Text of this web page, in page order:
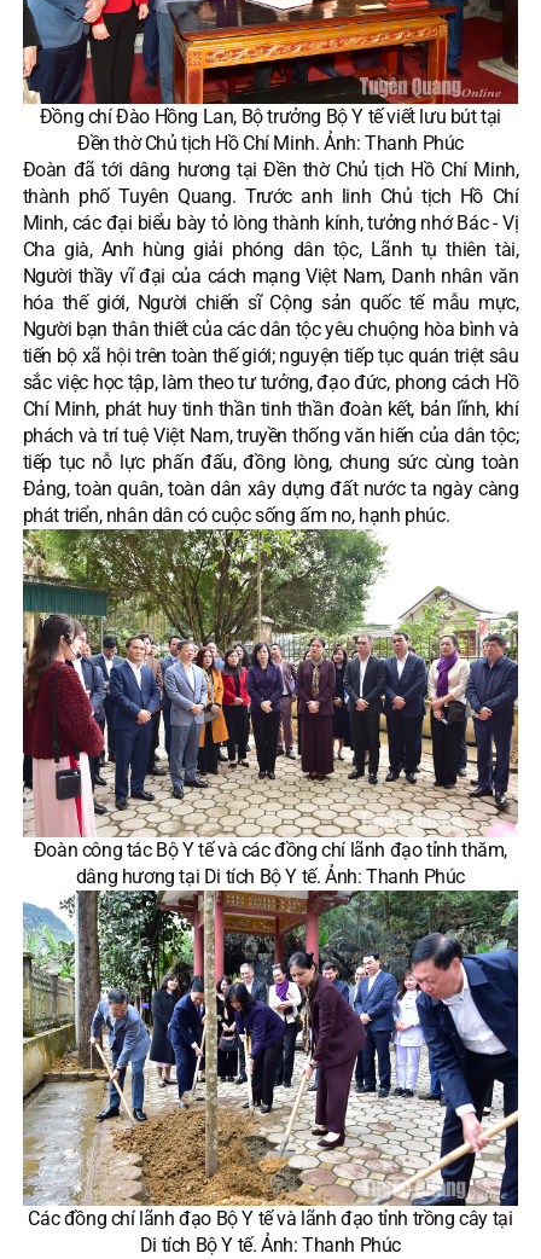
Đồng chí Đào Hồng Lan, Bộ trưởng Bộ Y tế viết lưu bút tại
Đền thờ Chủ tịch Hồ Chí Minh. Ảnh: Thanh Phúc
Đoàn đã tới dâng hương tại Đền thờ Chủ tịch Hồ Chí Minh,
thành phố Tuyên Quang. Trước anh linh Chủ tịch Hồ Chí
Minh, các đại biểu bày tỏ lòng thành kính, tưởng nhớ Bác - Vị
Cha già, Anh hùng giải phóng dân tộc, Lãnh tụ thiên tài,
Người thầy vĩ đại của cách mạng Việt Nam, Danh nhân văn
hóa thế giới, Người chiến sĩ Cộng sản quốc tế mẫu mực,
Người bạn thân thiết của các dân tộc yêu chuộng hòa bình và
tiến bộ xã hội trên toàn thế giới; nguyện tiếp tục quán triệt sâu
sắc việc học tập, làm theo tư tưởng, đạo đức, phong cách Hồ
Chí Minh, phát huy tinh thần tinh thần đoàn kết, bản lĩnh, khí
phách và trí tuệ Việt Nam, truyền thống văn hiến của dân tộc;
tiếp tục nỗ lực phấn đấu, đồng lòng, chung sức cùng toàn
Đảng, toàn quân, toàn dân xây dựng đất nước ta ngày càng
phát triển, nhân dân có cuộc sống ấm no, hạnh phúc.
Đoàn công tác Bộ Y tế và các đồng chí lãnh đạo tỉnh thăm,
dâng hương tại Di tích Bộ Y tế. Ảnh: Thanh Phúc
Các đồng chí lãnh đạo Bộ Y tế và lãnh đạo tỉnh trồng cây tại
Di tích Bộ Y tế. Ảnh: Thanh Phúc